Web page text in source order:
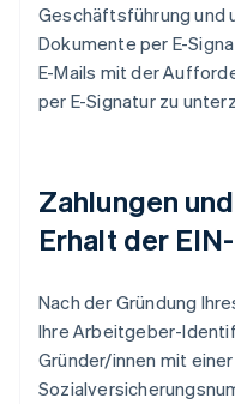
Geschäftsführung und
Dokumente per E-
E-Mails mit der
per E-Signatur zu
Zahlungen
Erhalt der
Nach der Gründung
Ihre Arbeitgeber-
Gründer/innen mit